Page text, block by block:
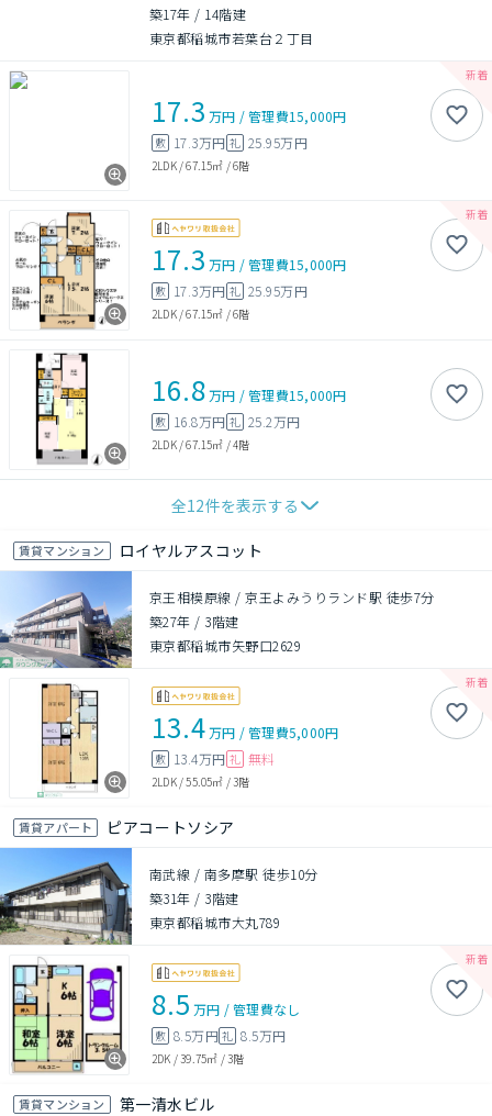
築17年 / 14階建
東京都稲城市若葉台２丁目
17.3 万円 /管理費15,000円
敷 17.3万円 礼 25.95万円
2LDK/67.15㎡ /6階
17.3 万円 /管理費15,000円
敷 17.3万円 礼 25.95万円
2LDK/67.15㎡ /6階
16.8万円 /管理費15,000円
敷 16.8万円 礼 25.2万円
2LDK/67.15㎡ /4階
全12件を表示する
賃貸マンション ロイヤルアスコット
京王相模原線 / 京王よみうりランド駅 徒歩7分
築27年 / 3階建
東京都稲城市矢野口2629
13.4万円 /管理費5,000円
敷 13.4万円 礼 無料
2LDK/55.05㎡ /3階
賃貸アパート ピアコートソシア
南武線 / 南多摩駅 徒歩10分
築31年 / 3階建
東京都稲城市大丸789
8.5 万円 /管理費なし
敷 8.5万円礼 8.5万円
2DK /39.75㎡ /3階
賃貸マンション 第一清水ビル